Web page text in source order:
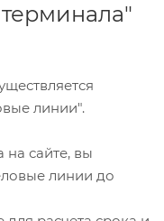
линии".
сайте, вы
линии до